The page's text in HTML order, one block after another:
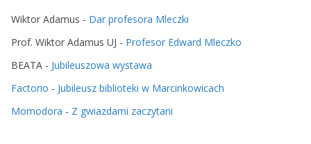
Wiktor Adamus - Dar profesora Mleczki
Prof. Wiktor Adamus UJ - Profesor Edward Mleczko
BEATA - Jubileuszowa wystawa
Factorio - Jubileusz biblioteki w Marcinkowicach
Momodora - Z gwiazdami zaczytani